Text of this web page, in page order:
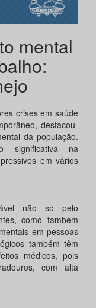
mental
crises em saúde
destacou-
da população.
significativa na
em vários
não só pelo
como também
em pessoas
também têm
médicos, pois
com alta